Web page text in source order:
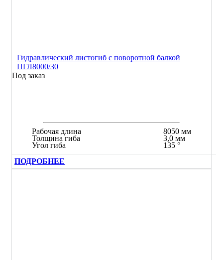
Гидравлический листогиб с поворотной балкой
ПГЛ8000/30
Под заказ
Рабочая длина
Толщина гиба
Угол гиба
8050 мм
3,0 мм
135 °
ПОДРОБНЕЕ